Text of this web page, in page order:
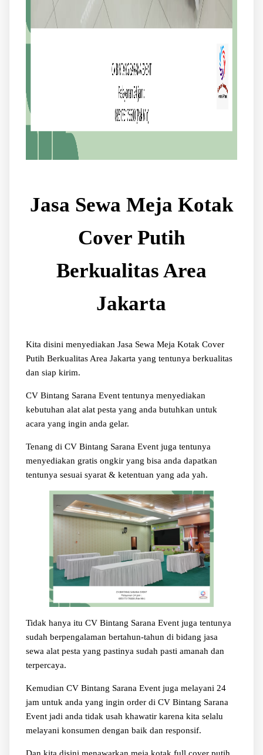
Jasa Sewa Meja Kotak
Cover Putih
Berkualitas Area
Jakarta
Kita disini menyediakan Jasa Sewa Meja Kotak Cover
Putih Berkualitas Area Jakarta yang tentunya berkualitas
dan siap kirim.
CV Bintang Sarana Event tentunya menyediakan
kebutuhan alat alat pesta yang anda butuhkan untuk
acara yang ingin anda gelar.
Tenang di CV Bintang Sarana Event juga tentunya
menyediakan gratis ongkir yang bisa anda dapatkan
tentunya sesuai syarat & ketentuan yang ada yah.
Tidak hanya itu CV Bintang Sarana Event juga tentunya
sudah berpengalaman bertahun-tahun di bidang jasa
sewa alat pesta yang pastinya sudah pasti amanah dan
terpercaya.
Kemudian CV Bintang Sarana Event juga melayani 24
jam untuk anda yang ingin order di CV Bintang Sarana
Event jadi anda tidak usah khawatir karena kita selalu
melayani konsumen dengan baik dan responsif.